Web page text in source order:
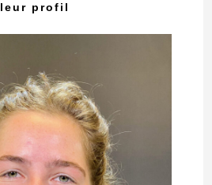
leur profil